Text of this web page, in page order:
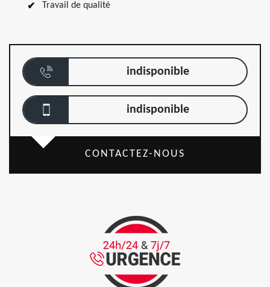
Travail de qualité
indisponible
indisponible
CONTACTEZ-NOUS